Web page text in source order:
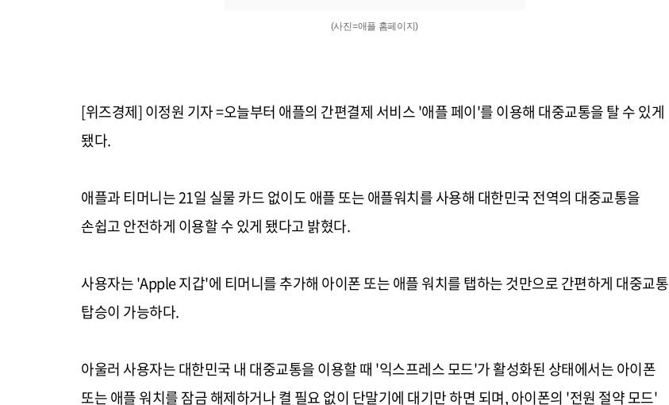
(사진=애플 홈페이지)
[위즈경제] 이정원 기자 =오늘부터 애플의 간편결제 서비스 '애플 페이'를 이용해 대중교통을 탈 수 있게
됐다.
애플과 티머니는 21일 실물 카드 없이도 애플 또는 애플워치를 사용해 대한민국 전역의 대중교통을
손쉽고 안전하게 이용할 수 있게 됐다고 밝혔다.
사용자는 'Apple 지갑'에 티머니를 추가해 아이폰 또는 애플 워치를 탭하는 것만으로 간편하게 대중교통
탑승이 가능하다.
아울러 사용자는 대한민국 내 대중교통을 이용할 때 '익스프레스 모드'가 활성화된 상태에서는 아이폰
또는 애플 워치를 잠금 해제하거나 켤 필요 없이 단말기에 대기만 하면 되며, 아이폰의 '전원 절약 모드'